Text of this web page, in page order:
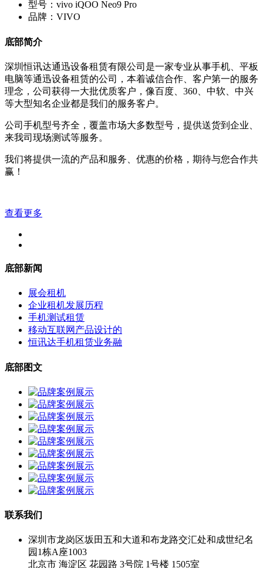
型号：vivo iQOO Neo9 Pro
品牌：VIVO
底部简介
深圳恒讯达通迅设备租赁有限公司是一家专业从事手机、平板
电脑等通迅设备租赁的公司，本着诚信合作、客户第一的服务
理念，公司获得一大批优质客户，像百度、360、中软、中兴
等大型知名企业都是我们的服务客户。
公司手机型号齐全，覆盖市场大多数型号，提供送货到企业、
来我司现场测试等服务。
我们将提供一流的产品和服务、优惠的价格，期待与您合作共
赢！
查看更多
底部新闻
展会租机
企业租机发展历程
手机测试租赁
移动互联网产品设计的
恒讯达手机租赁业务融
底部图文
联系我们
深圳市龙岗区坂田五和大道和布龙路交汇处和成世纪名
园1栋A座1003
北京市 海淀区 花园路 3号院 1号楼 1505室